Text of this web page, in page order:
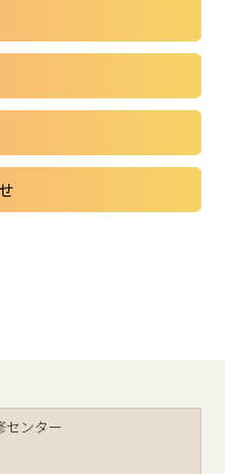
センター